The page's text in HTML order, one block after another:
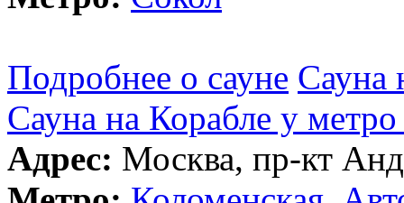
Подробнее о сауне Сауна
Сауна на Корабле у
Адрес: Москва, пр-кт